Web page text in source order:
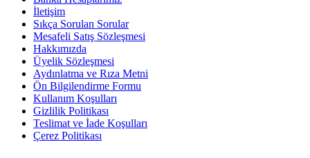
İletişim
Sıkça Sorulan Sorular
Mesafeli Satış Sözleşmesi
Hakkımızda
Üyelik Sözleşmesi
Aydınlatma ve Rıza Metni
Ön Bilgilendirme Formu
Kullanım Koşulları
Gizlilik Politikası
Teslimat ve İade Koşulları
Çerez Politikası